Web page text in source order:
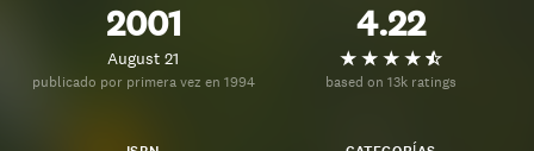
2001
August 21
publicado por primera vez en 1994
4.22
based on 13k ratings